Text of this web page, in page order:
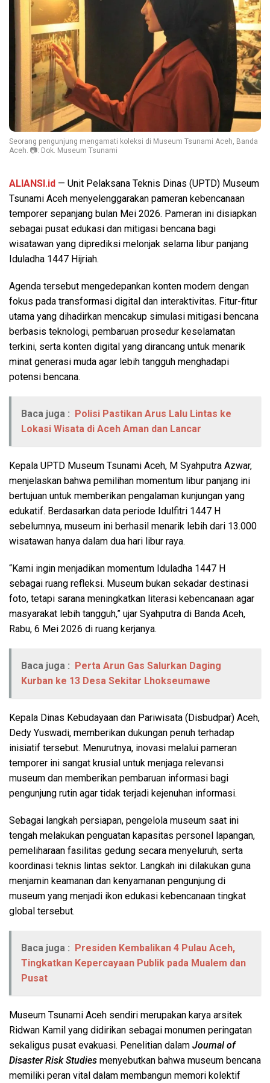
Seorang pengunjung mengamati koleksi di Museum Tsunami Aceh, Banda
Aceh. 📷: Dok. Museum Tsunami
ALIANSI.id — Unit Pelaksana Teknis Dinas (UPTD) Museum
Tsunami Aceh menyelenggarakan pameran kebencanaan
temporer sepanjang bulan Mei 2026. Pameran ini disiapkan
sebagai pusat edukasi dan mitigasi bencana bagi
wisatawan yang diprediksi melonjak selama libur panjang
Iduladha 1447 Hijriah.
Agenda tersebut mengedepankan konten modern dengan
fokus pada transformasi digital dan interaktivitas. Fitur-fitur
utama yang dihadirkan mencakup simulasi mitigasi bencana
berbasis teknologi, pembaruan prosedur keselamatan
terkini, serta konten digital yang dirancang untuk menarik
minat generasi muda agar lebih tangguh menghadapi
potensi bencana.
Baca juga :
Polisi Pastikan Arus Lalu Lintas ke
Lokasi Wisata di Aceh Aman dan Lancar
Kepala UPTD Museum Tsunami Aceh, M Syahputra Azwar,
menjelaskan bahwa pemilihan momentum libur panjang ini
bertujuan untuk memberikan pengalaman kunjungan yang
edukatif. Berdasarkan data periode Idulfitri 1447 H
sebelumnya, museum ini berhasil menarik lebih dari 13.000
wisatawan hanya dalam dua hari libur raya.
“Kami ingin menjadikan momentum Iduladha 1447 H
sebagai ruang refleksi. Museum bukan sekadar destinasi
foto, tetapi sarana meningkatkan literasi kebencanaan agar
masyarakat lebih tangguh,” ujar Syahputra di Banda Aceh,
Rabu, 6 Mei 2026 di ruang kerjanya.
Baca juga :
Perta Arun Gas Salurkan Daging
Kurban ke 13 Desa Sekitar Lhokseumawe
Kepala Dinas Kebudayaan dan Pariwisata (Disbudpar) Aceh,
Dedy Yuswadi, memberikan dukungan penuh terhadap
inisiatif tersebut. Menurutnya, inovasi melalui pameran
temporer ini sangat krusial untuk menjaga relevansi
museum dan memberikan pembaruan informasi bagi
pengunjung rutin agar tidak terjadi kejenuhan informasi.
Sebagai langkah persiapan, pengelola museum saat ini
tengah melakukan penguatan kapasitas personel lapangan,
pemeliharaan fasilitas gedung secara menyeluruh, serta
koordinasi teknis lintas sektor. Langkah ini dilakukan guna
menjamin keamanan dan kenyamanan pengunjung di
museum yang menjadi ikon edukasi kebencanaan tingkat
global tersebut.
Baca juga :
Presiden Kembalikan 4 Pulau Aceh,
Tingkatkan Kepercayaan Publik pada Mualem dan
Pusat
Museum Tsunami Aceh sendiri merupakan karya arsitek
Ridwan Kamil yang didirikan sebagai monumen peringatan
sekaligus pusat evakuasi. Penelitian dalam Journal of
Disaster Risk Studies menyebutkan bahwa museum bencana
memiliki peran vital dalam membangun memori kolektif